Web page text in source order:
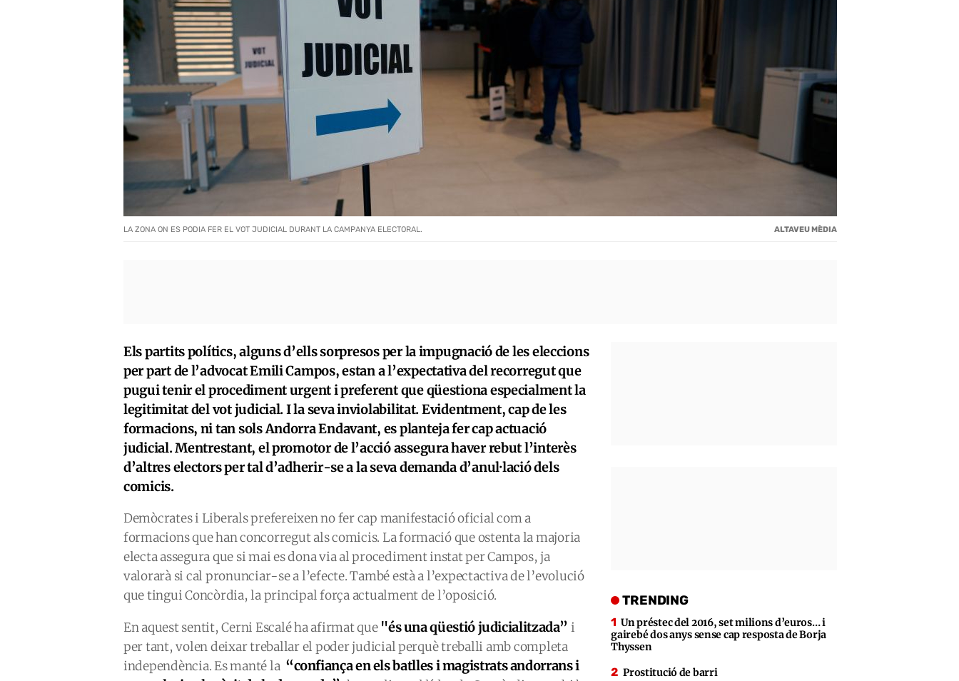
LA ZONA ON ES PODIA FER EL VOT JUDICIAL DURANT LA CAMPANYA ELECTORAL. ALTAVEU MÈDIA
Els partits polítics, alguns d’ells sorpresos per la impugnació de les eleccions
per part de l’advocat Emili Campos, estan a l’expectativa del recorregut que
pugui tenir el procediment urgent i preferent que qüestiona especialment la
legitimitat del vot judicial. I la seva inviolabilitat. Evidentment, cap de les
formacions, ni tan sols Andorra Endavant, es planteja fer cap actuació
judicial. Mentrestant, el promotor de l’acció assegura haver rebut l’interès
d’altres electors per tal d’adherir-se a la seva demanda d’anul·lació dels
comicis.
Demòcrates i Liberals prefereixen no fer cap manifestació oficial com a
formacions que han concorregut als comicis. La formació que ostenta la majoria
electa assegura que si mai es dona via al procediment instat per Campos, ja
valorarà si cal pronunciar-se a l’efecte. També està a l’expectactiva de l’evolució
que tingui Concòrdia, la principal força actualment de l’oposició.
En aquest sentit, Cerni Escalé ha afirmat que "és una qüestió judicialitzada” i
per tant, volen deixar treballar el poder judicial perquè treballi amb completa
independència. Es manté la “confiança en els batlles i magistrats andorrans i
TRENDING
Un préstec del 2016, set milions d’euros… i
gairebé dos anys sense cap resposta de Borja
Thyssen
Prostitució de barri